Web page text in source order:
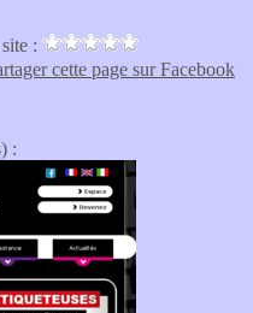
:
cette page sur Facebook
: